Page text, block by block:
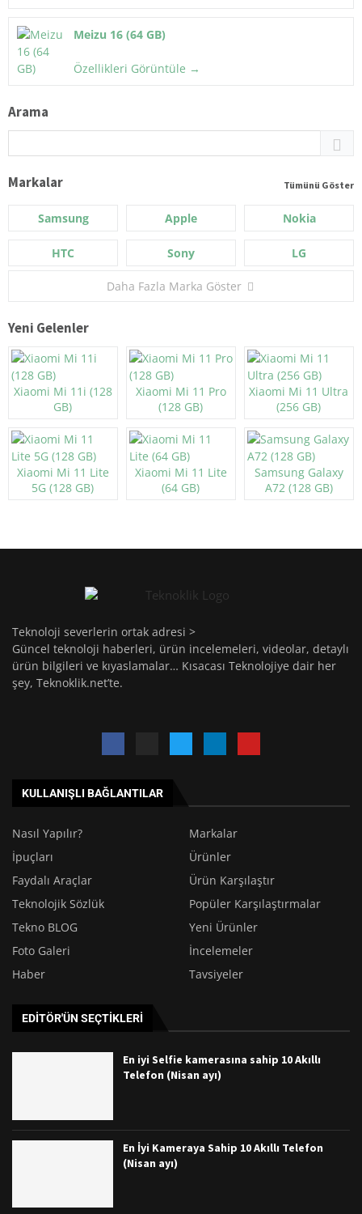
Meizu 16 (64 GB)
Özellikleri Görüntüle →
Arama
Markalar Tümünü Göster
Samsung Apple Nokia
HTC Sony LG
Daha Fazla Marka Göster
Yeni Gelenler
Xiaomi Mi 11i (128
GB)
Xiaomi Mi 11 Pro
(128 GB)
Xiaomi Mi 11 Ultra
(256 GB)
Xiaomi Mi 11 Lite
5G (128 GB)
Xiaomi Mi 11 Lite
(64 GB)
Samsung Galaxy
A72 (128 GB)
Teknoloji severlerin ortak adresi >
Güncel teknoloji haberleri, ürün incelemeleri, videolar, detaylı
ürün bilgileri ve kıyaslamalar… Kısacası Teknolojiye dair her
şey, Teknoklik.net’te.
KULLANIŞLI BAĞLANTILAR
Nasıl Yapılır?
Markalar
İpuçları
Ürünler
Faydalı Araçlar
Ürün Karşılaştır
Teknolojik Sözlük
Popüler Karşılaştırmalar
Tekno BLOG
Yeni Ürünler
Foto Galeri
İncelemeler
Haber
Tavsiyeler
EDITÖR'ÜN SEÇTIKLERI
En iyi Selfie kamerasına sahip 10 Akıllı
Telefon (Nisan ayı)
En İyi Kameraya Sahip 10 Akıllı Telefon
(Nisan ayı)